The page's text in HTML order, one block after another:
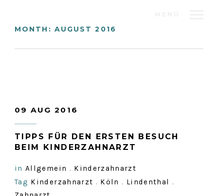
MONTH: AUGUST 2016
09 AUG 2016
TIPPS FÜR DEN ERSTEN BESUCH
BEIM KINDERZAHNARZT
in Allgemein . Kinderzahnarzt
Tag Kinderzahnarzt . Köln . Lindenthal .